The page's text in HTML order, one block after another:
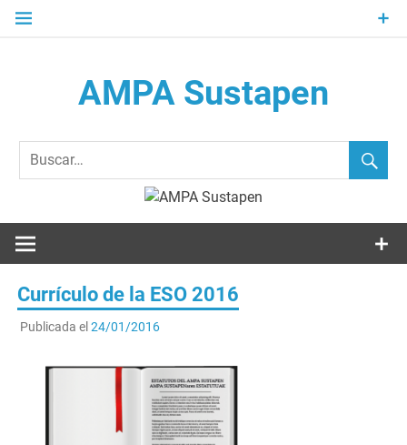
Saltar
AMPA Sustapen
Elkartea Asociación de Padres-Madres de Alumnos del I.E.S.
Currículo de la ESO 2016
Publicada el 24/01/2016